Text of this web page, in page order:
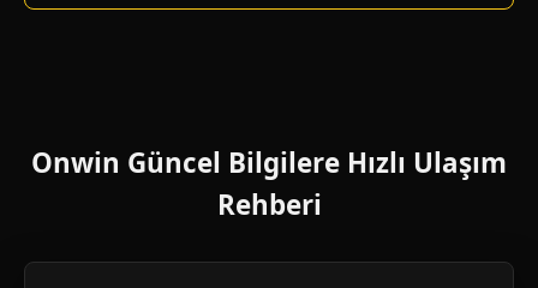
Onwin Güncel Bilgilere Hızlı Ulaşım
Rehberi